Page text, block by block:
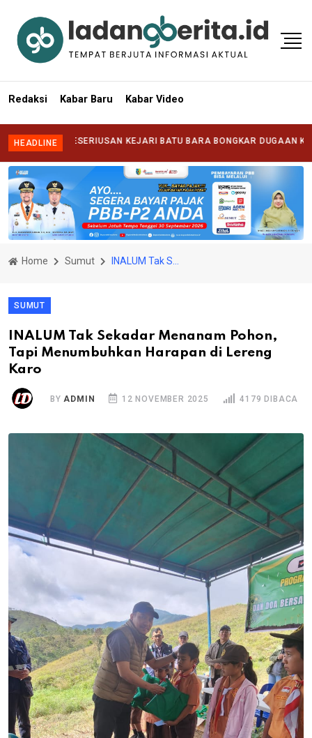
Redaksi Kabar Baru Kabar Video
HEADLINE
KESERIUSAN KEJARI BATU BARA BONGKAR DUGAAN KORUPSI DI
Home Sumut
SUMUT
INALUM Tak Sekadar Menanam Pohon,
Tapi Menumbuhkan Harapan di Lereng
Karo
BY ADMIN 12 NOVEMBER 2025 4179 DIBACA